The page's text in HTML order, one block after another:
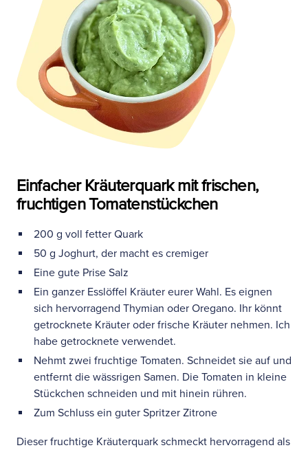
Einfacher Kräuterquark mit frischen,
fruchtigen Tomatenstückchen
200 g voll fetter Quark
50 g Joghurt, der macht es cremiger
Eine gute Prise Salz
Ein ganzer Esslöffel Kräuter eurer Wahl. Es eignen
sich hervorragend Thymian oder Oregano. Ihr könnt
getrocknete Kräuter oder frische Kräuter nehmen. Ich
habe getrocknete verwendet.
Nehmt zwei fruchtige Tomaten. Schneidet sie auf und
entfernt die wässrigen Samen. Die Tomaten in kleine
Stückchen schneiden und mit hinein rühren.
Zum Schluss ein guter Spritzer Zitrone
Dieser fruchtige Kräuterquark schmeckt hervorragend als